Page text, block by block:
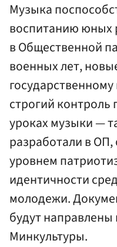
Музыка
воспитанию юных
в Общественной
военных лет,
строгий
уроках музыки —
разработали в
уровнем
идентичности
молодежи.
будут
Минкультуры.